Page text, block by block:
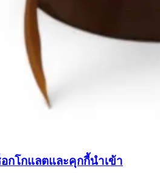
กโกแลตและคุกกี้นำเข้า